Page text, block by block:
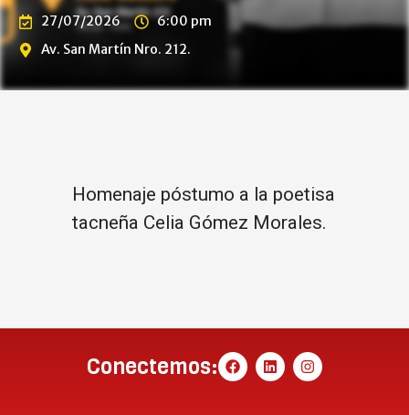
27/07/2026
6:00 pm
Av. San Martín Nro. 212.
Homenaje póstumo a la poetisa
tacneña Celia Gómez Morales.
Conectemos: